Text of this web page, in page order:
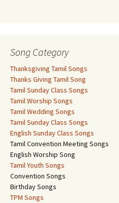
Song Category
Thanksgiving Tamil Songs
Thanks Giving Tamil Song
Tamil Sunday Class Songs
Tamil Worship Songs
Tamil Wedding Songs
Tamil Sunday Class Songs
English Sunday Class Songs
Tamil Convention Meeting Songs
English Worship Song
Tamil Youth Songs
Convention Songs
Birthday Songs
TPM Songs